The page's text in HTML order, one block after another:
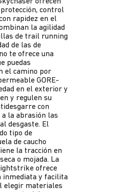
control
rapidez en el
la agilidad
de trail running
de las de
te ofrece una
puedas
el camino por
GORE-
en el exterior y
y regulen su
con
la abrasión las
desgaste. El
tipo de
de caucho
la tracción en
o mojada. La
ofrece
inmediata y facilita
elegir materiales